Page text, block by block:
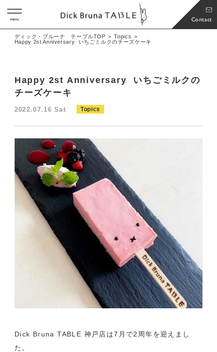
Contact
menu
ディック・ブルーナ テーブルTOP
Topics
Happy 2st Anniversary いちごミルクのチーズケーキ
Happy 2st Anniversary いちごミルクの
チーズケーキ
2022.07.16 Sat Topics
Dick Bruna TABLE 神戸店は7月で2周年を迎えまし
た。